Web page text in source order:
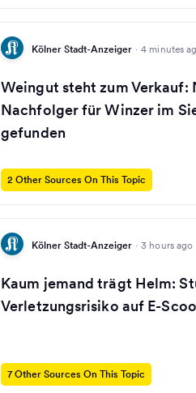
Kölner Stadt-Anzeiger · 4 minutes
Weingut steht zum Verkauf:
Nachfolger für Winzer im
gefunden
2 Other Sources On This Topic
Kölner Stadt-Anzeiger · 3 hours ago
Kaum jemand trägt Helm:
Verletzungsrisiko auf E-
7 Other Sources On This Topic